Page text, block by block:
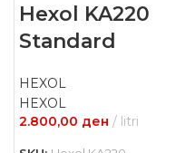
Hexol KA220
Standard
HEXOL
HEXOL
2.800,00 ден litri